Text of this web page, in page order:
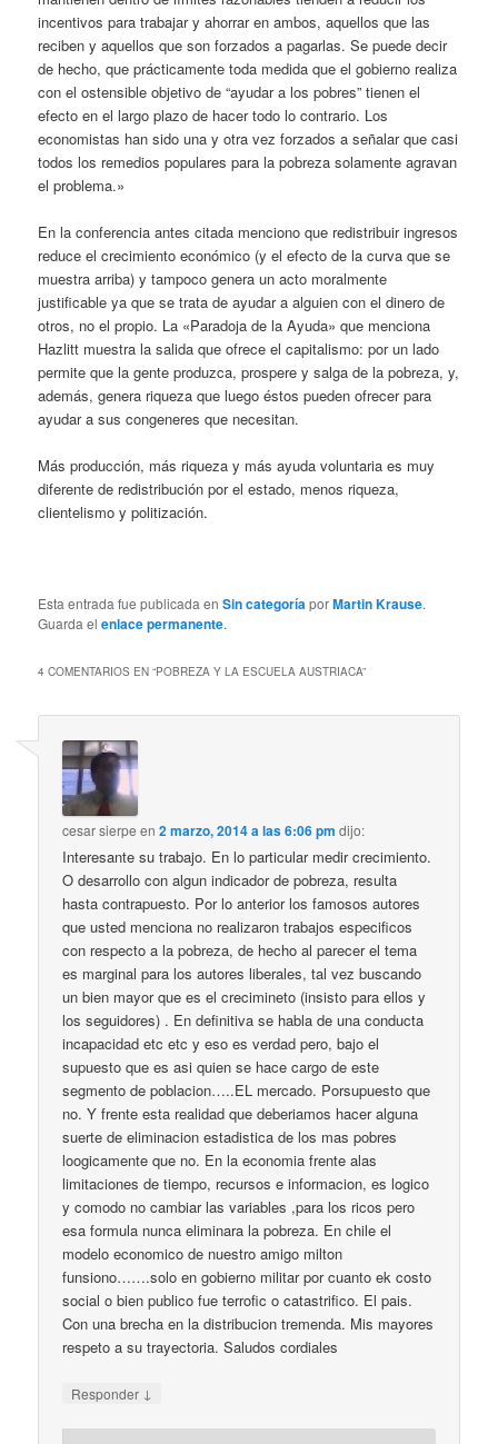
incentivos para trabajar y ahorrar en ambos, aquellos que las
reciben y aquellos que son forzados a pagarlas. Se puede decir
de hecho, que prácticamente toda medida que el gobierno realiza
con el ostensible objetivo de “ayudar a los pobres” tienen el
efecto en el largo plazo de hacer todo lo contrario. Los
economistas han sido una y otra vez forzados a señalar que casi
todos los remedios populares para la pobreza solamente agravan
el problema.»
En la conferencia antes citada menciono que redistribuir ingresos
reduce el crecimiento económico (y el efecto de la curva que se
muestra arriba) y tampoco genera un acto moralmente
justificable ya que se trata de ayudar a alguien con el dinero de
otros, no el propio. La «Paradoja de la Ayuda» que menciona
Hazlitt muestra la salida que ofrece el capitalismo: por un lado
permite que la gente produzca, prospere y salga de la pobreza, y,
además, genera riqueza que luego éstos pueden ofrecer para
ayudar a sus congeneres que necesitan.
Más producción, más riqueza y más ayuda voluntaria es muy
diferente de redistribución por el estado, menos riqueza,
clientelismo y politización.
Esta entrada fue publicada enSin categoríaporMartin Krause.
Guarda elenlace permanente.
4 COMENTARIOS EN “POBREZA Y LA ESCUELA AUSTRIACA”
cesar sierpe en2 marzo, 2014 a las 6:06 pm dijo:
Interesante su trabajo. En lo particular medir crecimiento.
O desarrollo con algun indicador de pobreza, resulta
hasta contrapuesto. Por lo anterior los famosos autores
que usted menciona no realizaron trabajos especificos
con respecto a la pobreza, de hecho al parecer el tema
es marginal para los autores liberales, tal vez buscando
un bien mayor que es el crecimineto (insisto para ellos y
los seguidores) . En definitiva se habla de una conducta
incapacidad etc etc y eso es verdad pero, bajo el
supuesto que es asi quien se hace cargo de este
segmento de poblacion…..EL mercado. Porsupuesto que
no. Y frente esta realidad que deberiamos hacer alguna
suerte de eliminacion estadistica de los mas pobres
loogicamente que no. En la economia frente alas
limitaciones de tiempo, recursos e informacion, es logico
y comodo no cambiar las variables ,para los ricos pero
esa formula nunca eliminara la pobreza. En chile el
modelo economico de nuestro amigo milton
funsiono…….solo en gobierno militar por cuanto ek costo
social o bien publico fue terrofic o catastrifico. El pais.
Con una brecha en la distribucion tremenda. Mis mayores
respeto a su trayectoria. Saludos cordiales
Responder ↓